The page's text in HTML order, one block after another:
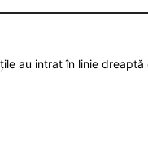
au intrat în linie dreaptă